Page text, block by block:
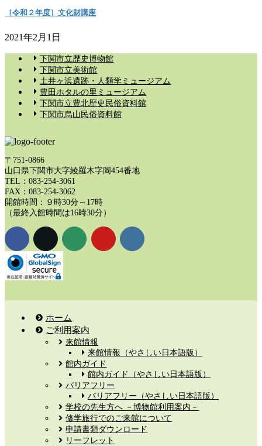
［令和２年度］文化財講座
2021年2月1日
下関市立歴史博物館
下関市立美術館
土井ヶ浜遺跡・人類学ミュージアム
豊田ホタルの里ミュージアム
下関市立豊北歴史民俗資料館
下関市烏山民俗資料館
〒751-0866
山口県下関市大字綾羅木字岡454番地
TEL：083-254-3061
FAX：083-254-3062
開館時間：９時30分～17時
（最終入館時間は16時30分）
ホーム
ご利用案内
来館情報
来館情報（やさしい日本語版）
館内ガイド
館内ガイド（やさしい日本語版）
バリアフリー
バリアフリー（やさしい日本語版）
学校の先生方へ －博物館利用案内－
修学旅行でのご来館について
申請書類ダウンロード
リーフレット